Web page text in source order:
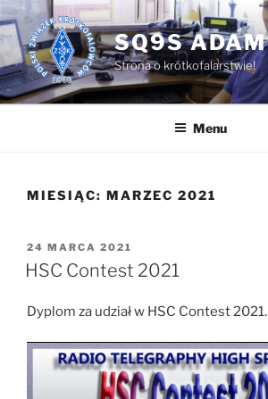
Przejdź
do
treści
SQ9S ADAM
Strona o krótkofalarstwie!
Menu
MIESIĄC: MARZEC 2021
OPUBLIKOWANE
W
24 MARCA 2021
HSC Contest 2021
Dyplom za udział w HSC Contest 2021.